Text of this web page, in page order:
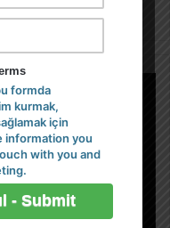
formda
kurmak,
için
information you
with you and